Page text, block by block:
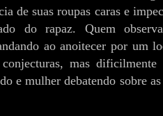
de suas roupas caras e
do rapaz. Quem
ao anoitecer por um
mas
e mulher debatendo sobre